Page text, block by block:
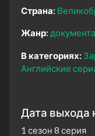
Страна:
Жанр:
В категориях:
Английские
Дата выхода
1 сезон 8 серия